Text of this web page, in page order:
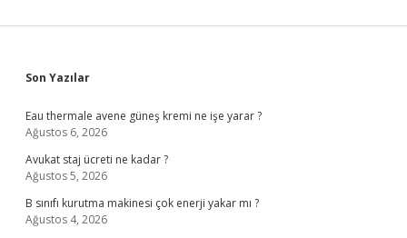
Sidebar
Son Yazılar
Eau thermale avene güneş kremi ne işe yarar ?
Ağustos 6, 2026
Avukat staj ücreti ne kadar ?
Ağustos 5, 2026
B sınıfı kurutma makinesi çok enerji yakar mı ?
Ağustos 4, 2026